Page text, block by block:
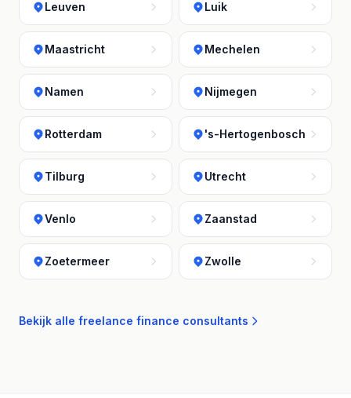
Leuven Luik
Maastricht Mechelen
Namen Nijmegen
Rotterdam 's-Hertogenbosch
Tilburg Utrecht
Venlo Zaanstad
Zoetermeer Zwolle
Bekijk alle freelance finance consultants